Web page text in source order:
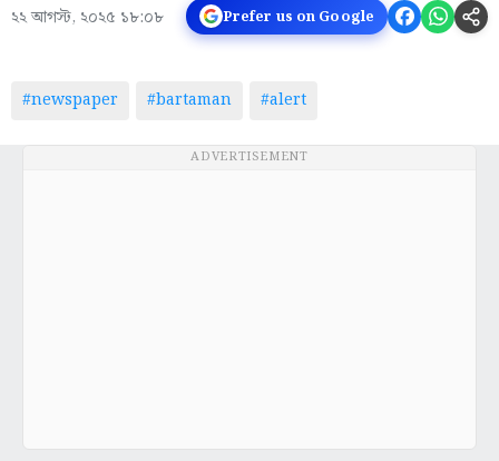
২২ আগস্ট, ২০২৫ ১৮:০৮ Prefer us on Google
#newspaper #bartaman #alert
ADVERTISEMENT